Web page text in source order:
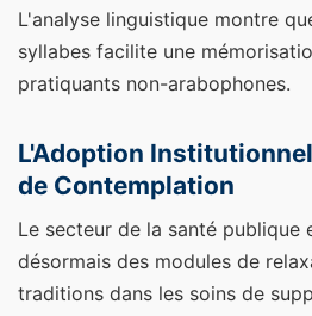
L'analyse linguistique montre
syllabes facilite une
pratiquants non-arabophones.
L'Adoption
de Contemplation
Le secteur de la santé publique
désormais des modules de
traditions dans les soins de